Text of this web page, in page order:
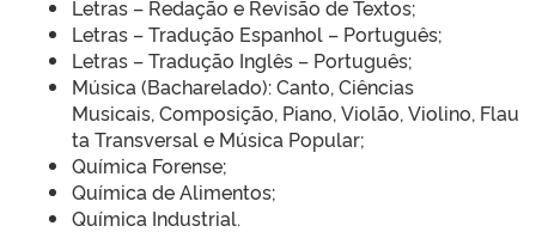
Letras – Redação e Revisão de Textos;
Letras – Tradução Espanhol – Português;
Letras – Tradução Inglês – Português;
Música (Bacharelado): Canto, Ciências
Musicais, Composição, Piano, Violão, Violino, Flau
ta Transversal e Música Popular;
Química Forense;
Química de Alimentos;
Química Industrial.